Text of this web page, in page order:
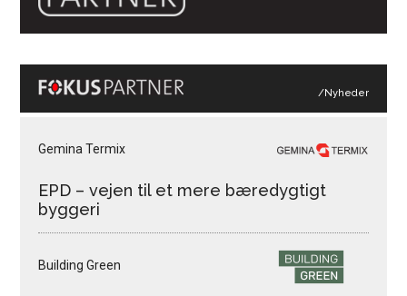
/Nyheder
Gemina Termix
EPD – vejen til et mere bæredygtigt
byggeri
Building Green